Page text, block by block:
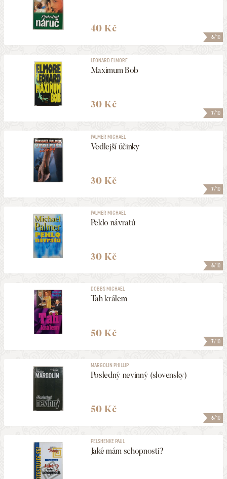
6/10
40 Kč
7/10
LEONARD ELMORE
Maximum Bob
30 Kč
7/10
PALMER MICHAEL
Vedlejší účinky
30 Kč
6/10
PALMER MICHAEL
Peklo návratů
30 Kč
7/10
DOBBS MICHAEL
Tah králem
50 Kč
6/10
MARGOLIN PHILLIP
Posledný nevinný (slovensky)
50 Kč
PELSHENKE PAUL
Jaké mám schopnosti?